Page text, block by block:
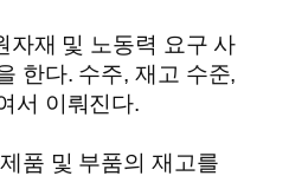
자재 및 노동력 요구 사
한다. 수주, 재고 수준,
서 이뤄진다.
품 및 부품의 재고를